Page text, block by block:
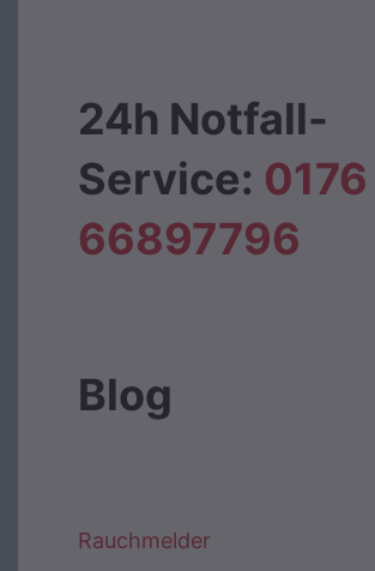
24h Notfall-
Service: 0176
66897796‬
Blog
Rauchmelder